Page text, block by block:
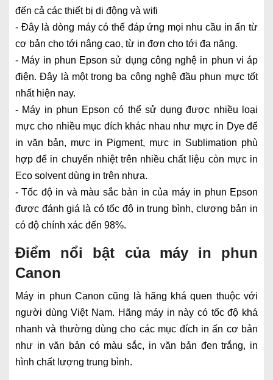
đến cả các thiết bị di động và wifi
- Đây là dòng máy có thể đáp ứng mọi nhu cầu in ấn từ
cơ bản cho tới nâng cao, từ in đơn cho tới đa năng.
- Máy in phun Epson sử dụng công nghệ in phun vi áp
điện. Đây là một trong ba công nghệ đầu phun mực tốt
nhất hiện nay.
- Máy in phun Epson có thể sử dụng được nhiều loại
mực cho nhiều mục đích khác nhau như mực in Dye để
in văn bản, mực in Pigment, mực in Sublimation phù
hợp để in chuyển nhiệt trên nhiều chất liệu còn mực in
Eco solvent dùng in trên nhựa.
- Tốc độ in và màu sắc bản in của máy in phun Epson
được đánh giá là có tốc độ in trung bình, clượng bản in
có độ chính xác đến 98%.
Điểm nổi bật của máy in phun
Canon
Máy in phun Canon cũng là hãng khá quen thuộc với
người dùng Việt Nam. Hãng máy in này có tốc độ khá
nhanh và thường dùng cho các mục đích in ấn cơ bản
như in văn bản có màu sắc, in văn bản đen trắng, in
hình chất lượng trung bình.